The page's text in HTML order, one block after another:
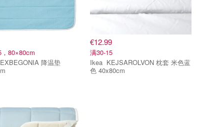
80×80cm
€12.99
满30-15
Ikea KEJSAROLVON 枕套 米色蓝
色 40x80cm